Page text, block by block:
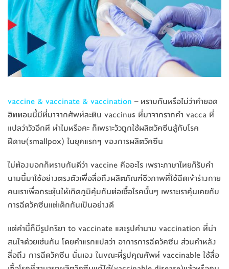
vaccine & vaccinate & vaccination – ทราบกันหรือไม่ว่าคำยอด
ฮิตตอนนี้มีที่มาจากศัพท์ละติน vaccinus ที่มาจากรากคำ vacca ที่
แปลว่าวัวอีกที ทำไมหรือคะ ก็เพราะวัวถูกใช้ผลิตวัคซีนสู้กับโรค
ฝีดาษ(smallpox) ในยุคแรกๆ ของการผลิตวัคซีน
ไม่ต้องบอกก็ทราบกันดีว่า vaccine คืออะไร เพราะภาษาไทยก็รับคำ
นามนี้มาใช้อย่างตรงตัวเพื่อสื่อถึงผลิตภัณฑ์ชีวภาพที่ใช้ฉีดเข้าร่างกาย
คนเราเพื่อกระตุ้นให้เกิดภูมิคุ้มกันต่อเชื้อโรคนั้นๆ เพราะเราคุ้นเคยกับ
การฉีดวัคซีนแต่เด็กกันเป็นอย่างดี
แต่คำนี้ก็มีรูปกริยา to vaccinate และรูปคำนาม vaccination ที่น่า
สนใจด้วยเช่นกัน โดยคำแรกแปลว่า อาการการฉีดวัคซีน ส่วนคำหลัง
สื่อถึง การฉีดวัคซีน นั่นเอง ในขณะที่รูปคุณศัพท์ vaccinable ใช้สื่อ